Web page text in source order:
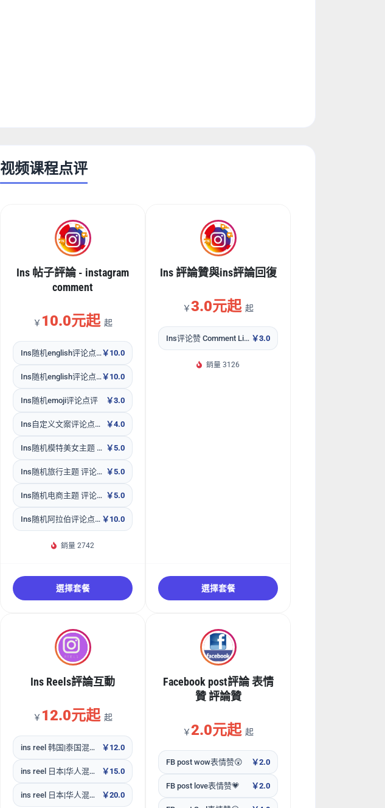
视频课程点评
Ins 帖子評論 - instagram
comment
￥ 10.0元起 起
Ins随机english评论点评male男人￥10.0
Ins随机english评论点评female女人￥10.0
Ins随机emoji评论点评 ￥3.0
Ins自定义文案评论点评包补30天 ￥4.0
Ins随机模特美女主题 评论点评 ￥5.0
Ins随机旅行主题 评论点评 ￥5.0
Ins随机电商主题 评论点评 ￥5.0
Ins随机阿拉伯评论点评 ￥10.0
銷量 2742
選擇套餐
Ins 評論贊與ins評論回復
￥3.0元起 起
Ins评论赞 Comment Likes ￥3.0
銷量 3126
選擇套餐
Ins Reels評論互動
￥ 12.0元起 起
ins reel 韩国|泰国混合随机点评 ￥12.0
ins reel 日本|华人混合随机点评 ￥15.0
ins reel 日本|华人混合点评自定义 ￥20.0
Facebook post評論 表情
贊 評論贊
￥2.0元起 起
FB post wow表情赞😲 ￥2.0
FB post love表情赞💗 ￥2.0